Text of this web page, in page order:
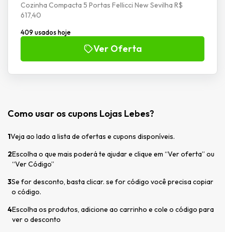
Cozinha Compacta 5 Portas Fellicci New Sevilha R$
617,40
409 usados hoje
Ver Oferta
Como usar os cupons Lojas Lebes?
1Veja ao lado a lista de ofertas e cupons disponíveis.
2Escolha o que mais poderá te ajudar e clique em “Ver oferta” ou
“Ver Código”
3Se for desconto, basta clicar. se for código você precisa copiar
o código.
4Escolha os produtos, adicione ao carrinho e cole o código para
ver o desconto